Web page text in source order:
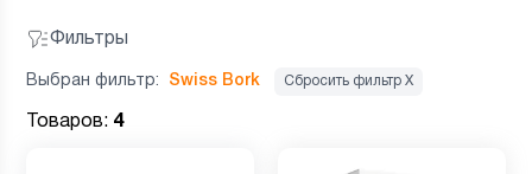
Фильтры
Выбран фильтр: Swiss Bork Сбросить фильтр Х
Товаров: 4